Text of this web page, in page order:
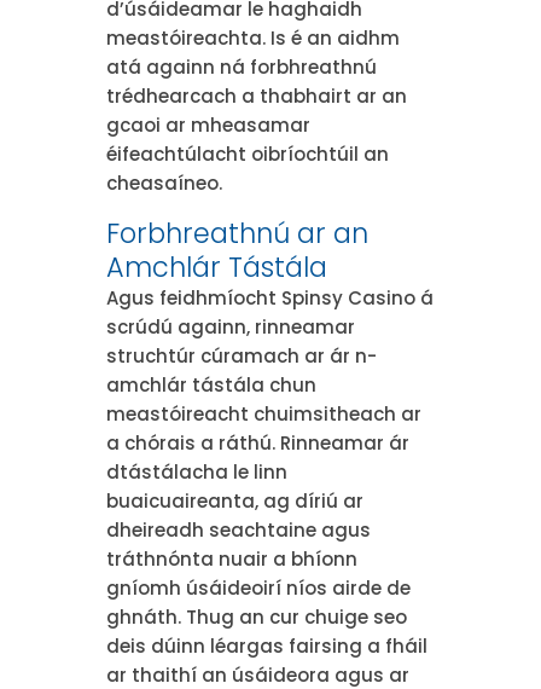
d’úsáideamar le haghaidh
meastóireachta. Is é an aidhm
atá againn ná forbhreathnú
trédhearcach a thabhairt ar an
gcaoi ar mheasamar
éifeachtúlacht oibríochtúil an
cheasaíneo.
Forbhreathnú ar an
Amchlár Tástála
Agus feidhmíocht Spinsy Casino á
scrúdú againn, rinneamar
struchtúr cúramach ar ár n-
amchlár tástála chun
meastóireacht chuimsitheach ar
a chórais a ráthú. Rinneamar ár
dtástálacha le linn
buaicuaireanta, ag díriú ar
dheireadh seachtaine agus
tráthnónta nuair a bhíonn
gníomh úsáideoirí níos airde de
ghnáth. Thug an cur chuige seo
deis dúinn léargas fairsing a fháil
ar thaithí an úsáideora agus ar